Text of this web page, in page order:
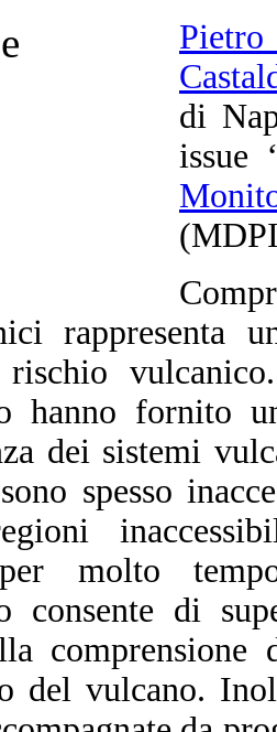
di
issue
rappresenta
hanno fornito
dei sistemi
spesso
per molto
consente di
del vulcano.